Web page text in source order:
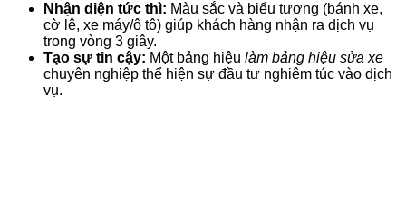
Nhận diện tức thì: Màu sắc và biểu tượng (bánh xe,
cờ lê, xe máy/ô tô) giúp khách hàng nhận ra dịch vụ
trong vòng 3 giây.
Tạo sự tin cậy: Một bảng hiệu làm bảng hiệu sửa xe
chuyên nghiệp thể hiện sự đầu tư nghiêm túc vào dịch
vụ.